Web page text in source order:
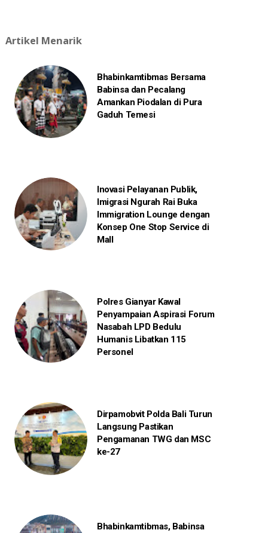
Artikel Menarik
Bhabinkamtibmas Bersama
Babinsa dan Pecalang
Amankan Piodalan di Pura
Gaduh Temesi
Inovasi Pelayanan Publik,
Imigrasi Ngurah Rai Buka
Immigration Lounge dengan
Konsep One Stop Service di
Mall
Polres Gianyar Kawal
Penyampaian Aspirasi Forum
Nasabah LPD Bedulu
Humanis Libatkan 115
Personel
Dirpamobvit Polda Bali Turun
Langsung Pastikan
Pengamanan TWG dan MSC
ke-27
Bhabinkamtibmas, Babinsa